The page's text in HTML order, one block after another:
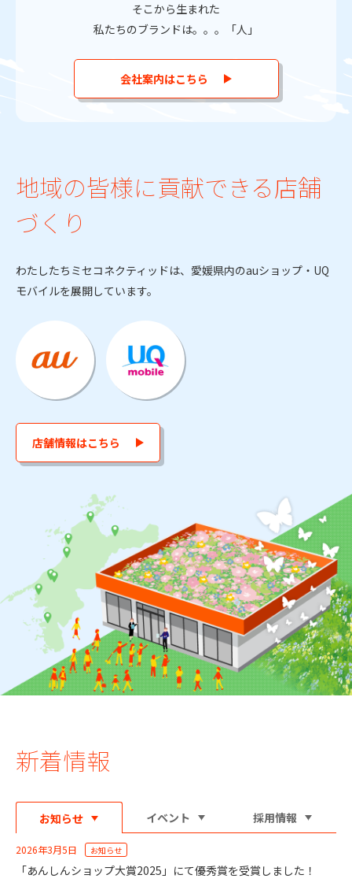
そこから生まれた
私たちのブランドは。。。「人」
会社案内はこちら
地域の皆様に貢献できる店舗
づくり
わたしたちミセコネクティッドは、愛媛県内のauショップ・UQ
モバイルを展開しています。
店舗情報はこちら
新着情報
お知らせ イベント 採用情報
2026年3月5日 お知らせ
「あんしんショップ大賞2025」にて優秀賞を受賞しました！